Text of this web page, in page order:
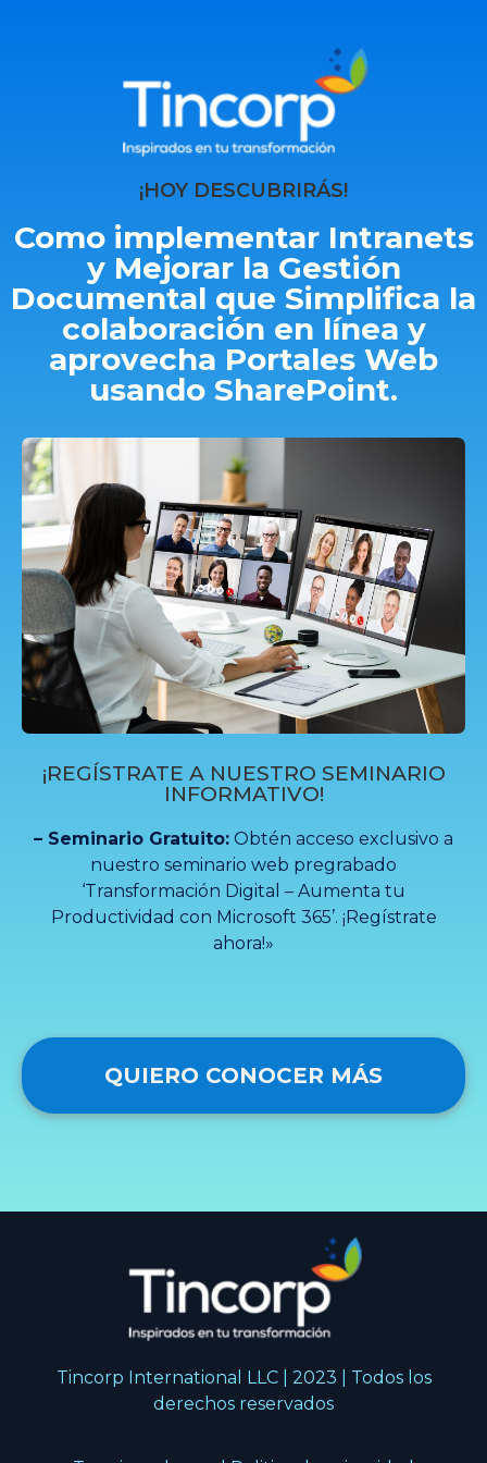
¡HOY DESCUBRIRÁS!
Como implementar Intranets
y Mejorar la Gestión
Documental que Simplifica la
colaboración en línea y
aprovecha Portales Web
usando SharePoint.
¡REGÍSTRATE A NUESTRO SEMINARIO
INFORMATIVO!
– Seminario Gratuito: Obtén acceso exclusivo a
nuestro seminario web pregrabado
‘Transformación Digital – Aumenta tu
Productividad con Microsoft 365’. ¡Regístrate
ahora!»
QUIERO CONOCER MÁS
Tincorp International LLC | 2023 | Todos los
derechos reservados